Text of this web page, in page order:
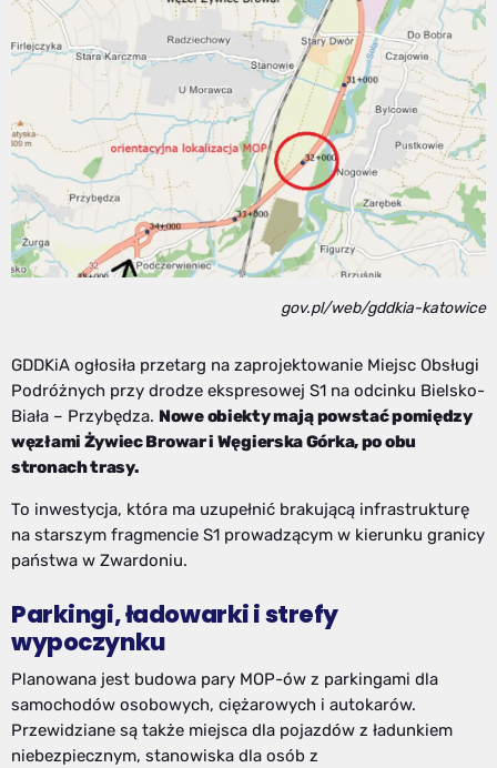
gov.pl/web/gddkia-katowice
GDDKiA ogłosiła przetarg na zaprojektowanie Miejsc Obsługi
Podróżnych przy drodze ekspresowej S1 na odcinku Bielsko-
Biała – Przybędza. Nowe obiekty mają powstać pomiędzy
węzłami Żywiec Browar i Węgierska Górka, po obu
stronach trasy.
To inwestycja, która ma uzupełnić brakującą infrastrukturę
na starszym fragmencie S1 prowadzącym w kierunku granicy
państwa w Zwardoniu.
Parkingi, ładowarki i strefy
wypoczynku
Planowana jest budowa pary MOP-ów z parkingami dla
samochodów osobowych, ciężarowych i autokarów.
Przewidziane są także miejsca dla pojazdów z ładunkiem
niebezpiecznym, stanowiska dla osób z